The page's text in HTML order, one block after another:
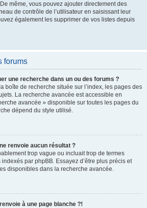
De même, vous pouvez ajouter directement des
de contrôle de l’utilisateur en saisissant leur
également les supprimer de vos listes depuis
forums
une recherche dans un ou des forums ?
boîte de recherche située sur l’index, les pages des
La recherche avancée est accessible en
avancée » disponible sur toutes les pages du
dépend du style utilisé.
renvoie aucun résultat ?
trop vague ou incluait trop de termes
par phpBB. Essayez d’être plus précis et
disponibles dans la recherche avancée.
à une page blanche ?!